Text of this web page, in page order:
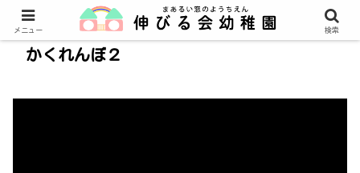
かくれんぼ２
メニュー 検索